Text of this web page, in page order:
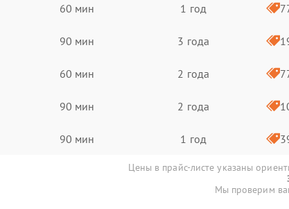
60 мин 1 год
90 мин 3 года
60 мин 2 года
90 мин 2 года
90 мин 1 год
Цены в прайс-листе указаны
Мы проверим